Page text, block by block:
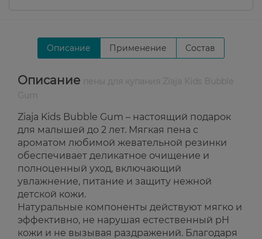
Описание Применение Состав
Описание
Ziaja Kids Bubble Gum – настоящий подарок
для малышей до 2 лет. Мягкая пена с
ароматом любимой жевательной резинки
обеспечивает деликатное очищение и
полноценный уход, включающий
увлажнение, питание и защиту нежной
детской кожи.
Натуральные компоненты действуют мягко и
эффективно, не нарушая естественный pH
кожи и не вызывая раздражений. Благодаря